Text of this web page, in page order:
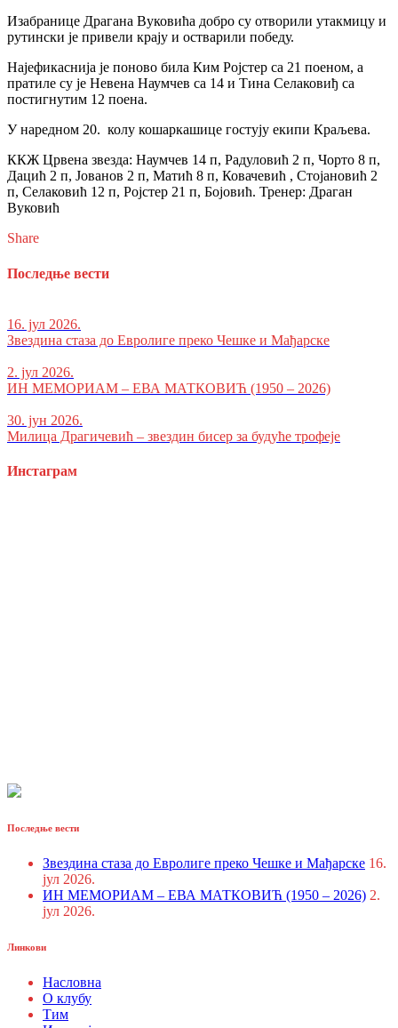
Изабранице Драгана Вуковића добро су отворили утакмицу и
рутински је привели крају и остварили победу.
Најефикаснија је поново била Ким Ројстер са 21 поеном, а
пратиле су је Невена Наумчев са 14 и Тина Селаковиђ са
постигнутим 12 поена.
У наредном 20. колу кошаркашице гостују екипи Краљева.
ККЖ Црвена звезда: Наумчев 14 п, Радуловић 2 п, Чорто 8 п,
Дацић 2 п, Јованов 2 п, Матић 8 п, Ковачевић , Стојановић 2
п, Селаковић 12 п, Ројстер 21 п, Бојовић. Тренер: Драган
Вуковић
Share
Последње вести
16. јул 2026.
Звездина стаза до Евролиге преко Чешке и Мађарске
2. јул 2026.
ИН МЕМОРИАМ – ЕВА МАТКОВИЋ (1950 – 2026)
30. јун 2026.
Милица Драгичевић – звездин бисер за будуће трофеје
Инстаграм
Последње вести
Звездина стаза до Евролиге преко Чешке и Мађарске 16.
јул 2026.
ИН МЕМОРИАМ – ЕВА МАТКОВИЋ (1950 – 2026) 2.
јул 2026.
Линкови
Насловна
О клубу
Тим